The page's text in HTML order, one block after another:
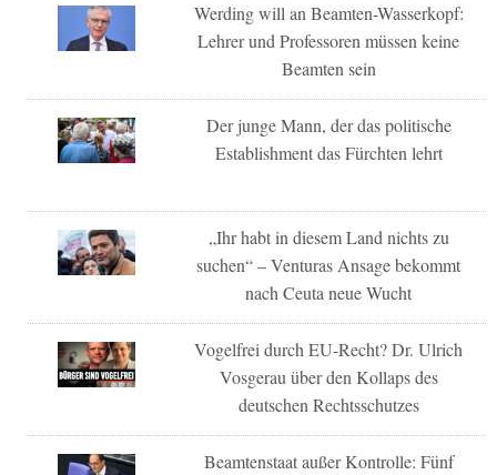
Werding will an Beamten-Wasserkopf:
Lehrer und Professoren müssen keine
Beamten sein
Der junge Mann, der das politische
Establishment das Fürchten lehrt
„Ihr habt in diesem Land nichts zu
suchen“ – Venturas Ansage bekommt
nach Ceuta neue Wucht
Vogelfrei durch EU-Recht? Dr. Ulrich
Vosgerau über den Kollaps des
deutschen Rechtsschutzes
Beamtenstaat außer Kontrolle: Fünf